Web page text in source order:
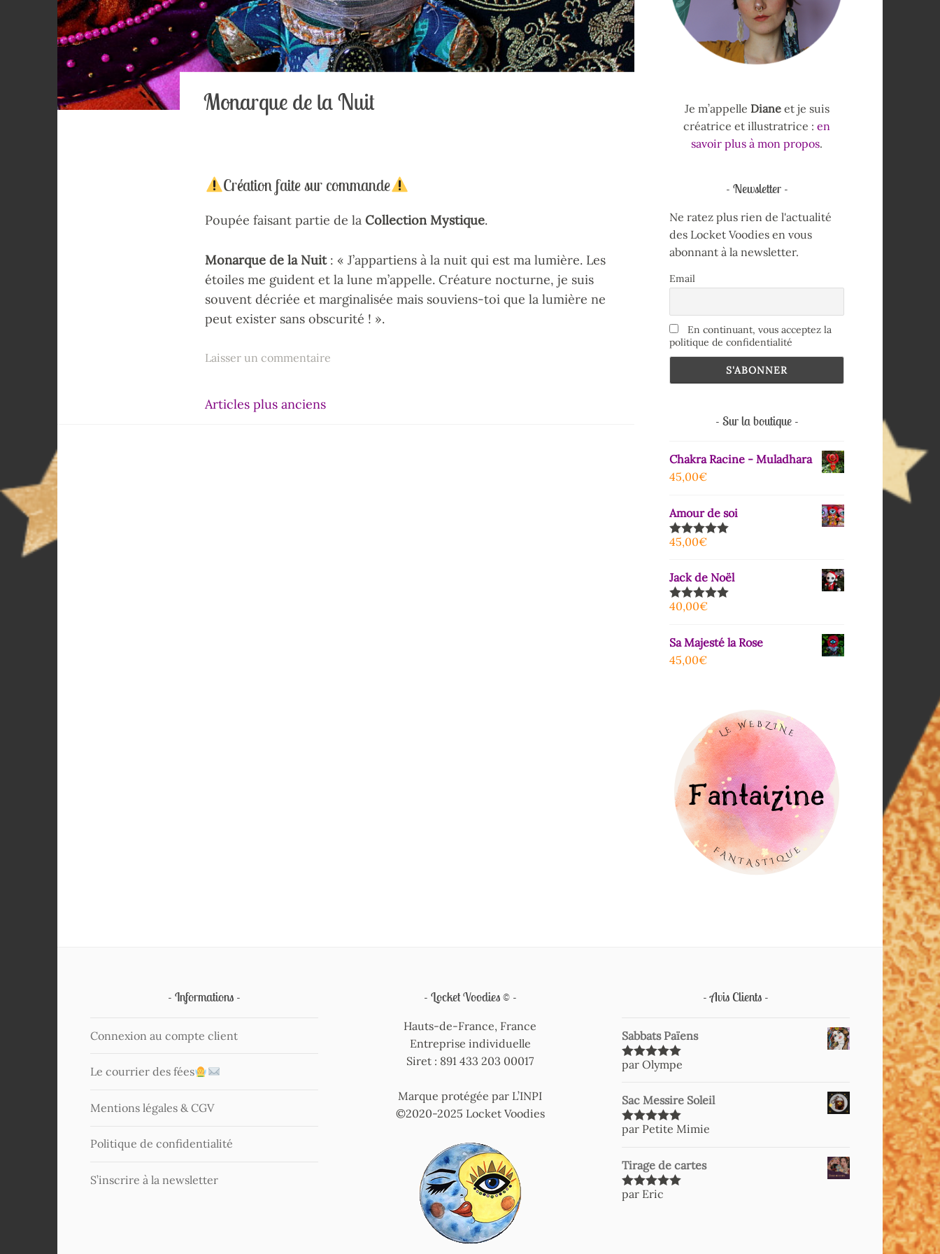
Monarque de la Nuit
Création faite sur commande
Poupée faisant partie de la Collection Mystique.
Monarque de la Nuit: « J’appartiens à la nuit qui est ma lumière. Les
étoiles me guident et la lune m’appelle. Créature nocturne, je suis
souvent décriée et marginalisée mais souviens-toi que la lumière ne
peut exister sans obscurité ! ».
Laisser un commentaire
Articles plus anciens
Je m’appelle Dianeet je suis
créatrice et illustratrice : en
savoir plus à mon propos.
Newsletter
Ne ratez plus rien de l'actualité
des Locket Voodies en vous
abonnant à la newsletter.
Email
En continuant, vous acceptez la
politique de confidentialité
Sur la boutique
Chakra Racine - Muladhara
45,00€
Amour de soi
Note5.00
45,00€
Jack de Noël
Note5.00
40,00€
Sa Majesté la Rose
45,00€
Informations
Connexion au compte client
Le courrier des fées
Mentions légales & CGV
Politique de confidentialité
S’inscrire à la newsletter
Locket Voodies ©
Hauts-de-France, France
Entreprise individuelle
Siret : 891 433 203 00017
Marque protégée par L’INPI
©2020-2025 Locket Voodies
Avis Clients
Sabbats Païens
Note5sur
par Olympe
Sac Messire Soleil
Note5sur
par Petite Mimie
Tirage de cartes
Note5sur
par Eric